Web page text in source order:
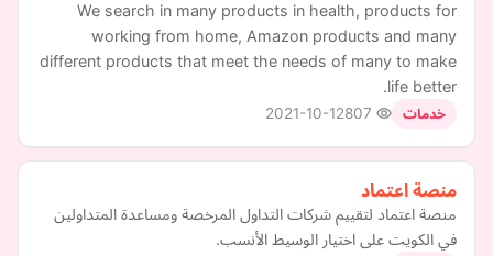
We search in many products in health, products for
working from home, Amazon products and many
different products that meet the needs of many to make
life better.
خدمات 2021-10-12
منصة اعتماد
منصة اعتماد لتقييم شركات التداول المرخصة ومساعدة المتداولين
في الكويت على اختيار الوسيط الأنسب.